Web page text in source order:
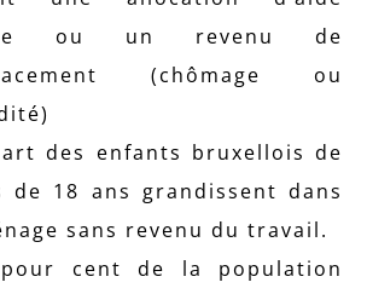
ou un revenu de
(chômage ou
des enfants bruxellois de
de 18 ans grandissent dans
sans revenu du travail.
cent de la population